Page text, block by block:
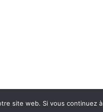
site web. Si vous